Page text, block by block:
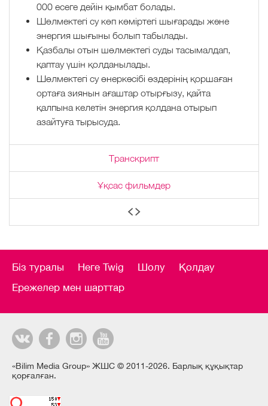
000 есеге дейін қымбат болады.
Шөлмектегі су көп көміртегі шығарады және
энергия шығыны болып табылады.
Қазбалы отын шөлмектегі суды тасымалдап,
қаптау үшін қолданылады.
Шөлмектегі су өнеркәсібі өздерінің қоршаған
ортаға зиянын ағаштар отырғызу, қайта
қалпына келетін энергия қолдана отырып
азайтуға тырысуда.
Транскрипт
Ұқсас фильмдер
Біз туралы Неге Twig Шолу
Қолдау
Ережелер мен шарттар
«Bilim Media Group» ЖШС © 2011-2026. Барлық құқықтар
қорғалған.